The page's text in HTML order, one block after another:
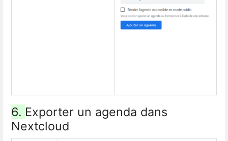
6. Exporter un agenda dans
Nextcloud